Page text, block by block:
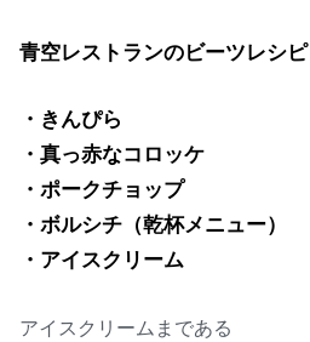
青空レストランのビーツレシピ
・きんぴら
・真っ赤なコロッケ
・ポークチョップ
・ボルシチ（乾杯メニュー）
・アイスクリーム
アイスクリームまである